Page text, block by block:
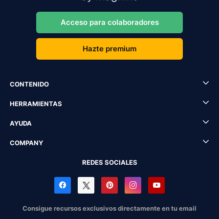
Acceso para colaboradores
Hazte premium
CONTENIDO
HERRAMIENTAS
AYUDA
COMPANY
REDES SOCIALES
Consigue recursos exclusivos directamente en tu email